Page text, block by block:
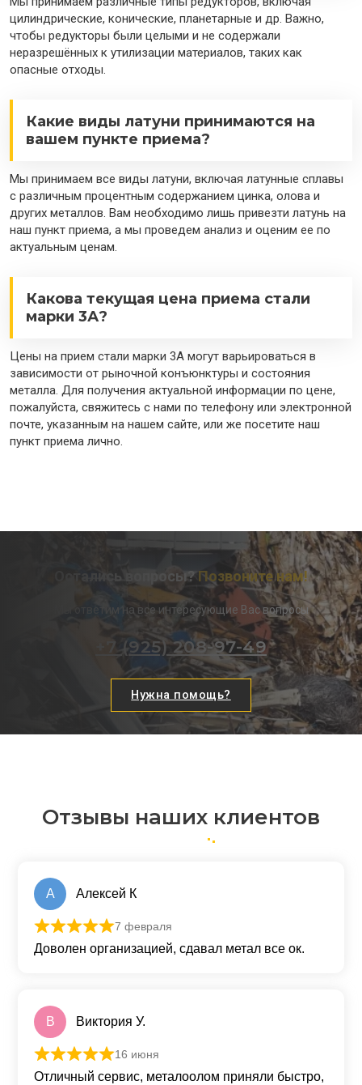
цилиндрические, конические, планетарные и др. Важно,
чтобы редукторы были целыми и не содержали
неразрешённых к утилизации материалов, таких как
опасные отходы.
Какие виды латуни принимаются на
вашем пункте приема?
Мы принимаем все виды латуни, включая латунные сплавы
с различным процентным содержанием цинка, олова и
других металлов. Вам необходимо лишь привезти латунь на
наш пункт приема, а мы проведем анализ и оценим ее по
актуальным ценам.
Какова текущая цена приема стали
марки 3А?
Цены на прием стали марки 3А могут варьироваться в
зависимости от рыночной конъюнктуры и состояния
металла. Для получения актуальной информации по цене,
пожалуйста, свяжитесь с нами по телефону или электронной
почте, указанным на нашем сайте, или же посетите наш
пункт приема лично.
Остались вопросы? Позвоните нам!
Мы ответим на все интересующие Вас вопросы
+7 (925) 208-97-49
Нужна помощь?
Отзывы наших клиентов
А Алексей К
Оценка 5из 5
7 февраля
Доволен организацией, сдавал метал все ок.
В Виктория У.
Оценка
16 июня
Отличный сервис, металоолом приняли быстро,